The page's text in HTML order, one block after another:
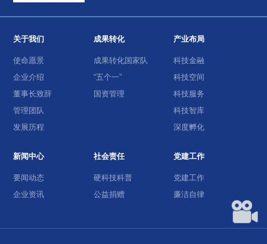
关于我们
使命愿景
企业介绍
董事长致辞
管理团队
发展历程
成果转化
成果转化国家队
“五个一”
国资管理
产业布局
科技金融
科技空间
科技服务
科技智库
深度孵化
新闻中心
要闻动态
企业资讯
社会责任
硬科技科普
公益捐赠
党建工作
党建工作
廉洁自律